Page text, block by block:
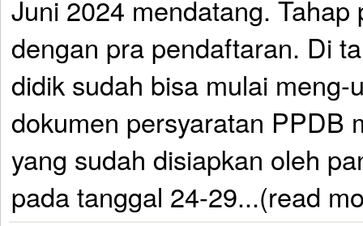
Juni 2024 mendatang.
dengan pra pendaftaran. Di
didik sudah bisa mulai meng-
dokumen persyaratan PPDB
yang sudah disiapkan oleh
pada tanggal 24-29...(read